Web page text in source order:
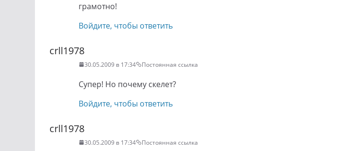
грамотно!
Войдите, чтобы ответить
crll1978
30.05.2009 в 17:34 Постоянная ссылка
Супер! Но почему скелет?
Войдите, чтобы ответить
crll1978
30.05.2009 в 17:34 Постоянная ссылка